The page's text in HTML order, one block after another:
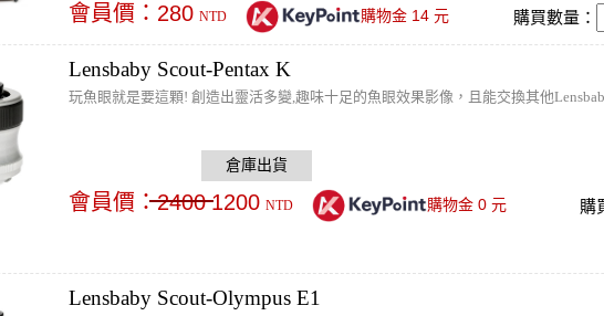
會員價： 280 NTD 購物金 14元 購買數量：
Lensbaby Scout-Pentax K
玩魚眼就是要這顆! 創造出靈活多變,趣味十足的魚眼效果影像，且能交換其他
會員價：2400 1200 NTD 購物金 0元 購
Lensbaby Scout-Olympus E1